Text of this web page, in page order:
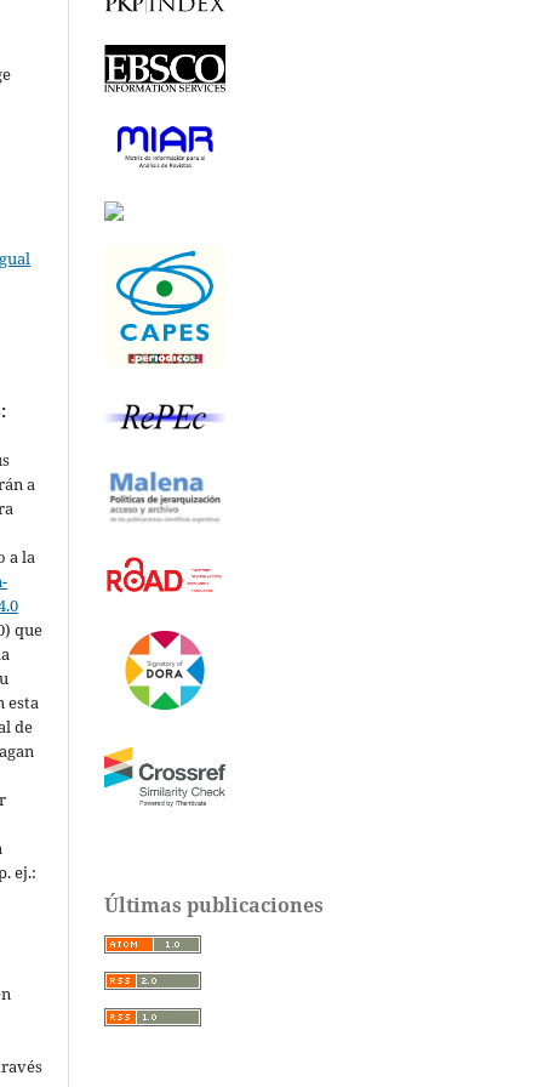
a
a la
que
esta
de
ej.:
Últimas publicaciones